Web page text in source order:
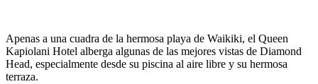
Apenas a una cuadra de la hermosa playa de Waikiki, el Queen
Kapiolani Hotel alberga algunas de las mejores vistas de Diamond
Head, especialmente desde su piscina al aire libre y su hermosa
terraza.